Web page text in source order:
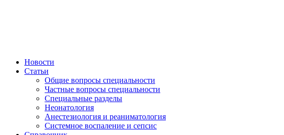
Новости
Статьи
Общие вопросы специальности
Частные вопросы специальности
Специальные разделы
Неонатология
Анестезиология и реаниматология
Системное воспаление и сепсис